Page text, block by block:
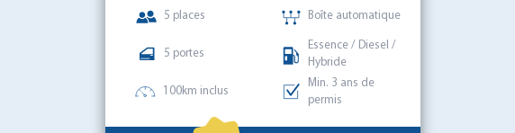
5 places Boîte automatique
5 portes
Essence / Diesel /
Hybride
100km inclus
Min. 3 ans de
permis